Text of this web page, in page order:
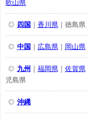
歌山県
四国 ｜ 香川県 ｜徳島
中国 ｜ 広島県 ｜ 岡山県
九州 ｜ 福岡県 ｜ 佐賀県
児島県
沖縄